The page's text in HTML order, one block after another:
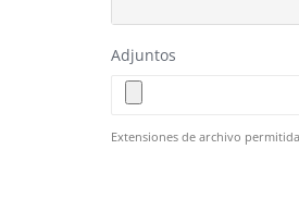
Adjuntos
Extensiones de archivo